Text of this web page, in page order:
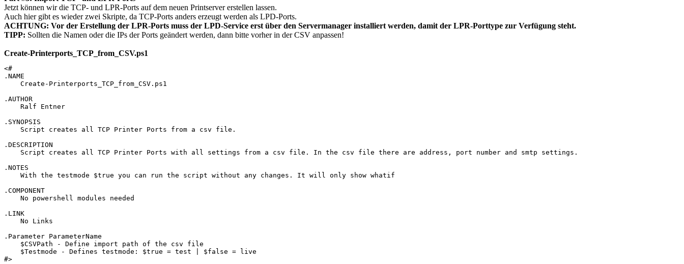
Jetzt können wir die TCP- und LPR-Ports auf dem neuen Printserver erstellen lassen.
Auch hier gibt es wieder zwei Skripte, da TCP-Ports anders erzeugt werden als LPD-Ports.
ACHTUNG: Vor der Erstellung der LPR-Ports muss der LPD-Service erst über den Servermanager installiert werden, damit der LPR-Porttype zur Verfügung steht.
TIPP: Sollten die Namen oder die IPs der Ports geändert werden, dann bitte vorher in der CSV anpassen!
Create-Printerports_TCP_from_CSV.ps1
<#
.NAME
    Create-Printerports_TCP_from_CSV.ps1
.AUTHOR
    Ralf Entner
.SYNOPSIS
    Script creates all TCP Printer Ports from a csv file.
.DESCRIPTION
    Script creates all TCP Printer Ports with all settings from a csv file. In the csv file there are address, port number and smtp settings.
.NOTES
    With the testmode $true you can run the script without any changes. It will only show whatif
.COMPONENT
    No powershell modules needed
.LINK
    No Links
.Parameter ParameterName
    $CSVPath - Define import path of the csv file
    $Testmode - Defines testmode: $true = test | $false = live
#>